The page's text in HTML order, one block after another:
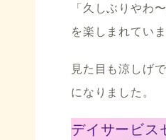
「久しぶりやわ
を楽しまれていま
見た目も涼しげ
になりました。
デイサービス